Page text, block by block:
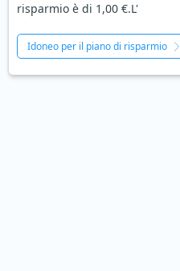
risparmio è di 1,00 €.L'
Idoneo per il piano di risparmio